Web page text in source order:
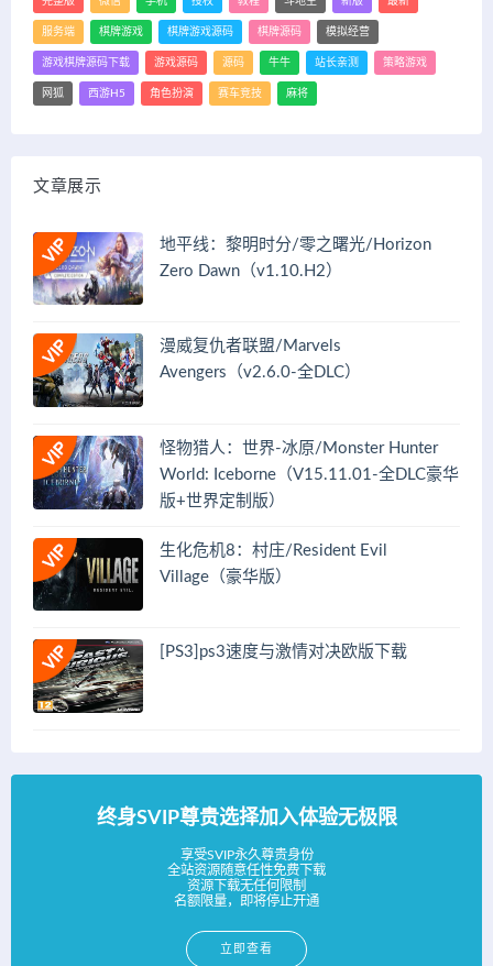
服务端 棋牌游戏 棋牌游戏源码 棋牌源码 模拟经营
游戏棋牌源码下载 游戏源码 源码 牛牛 站长亲测 策略游戏
网狐 西游H5 角色扮演 赛车竞技 麻将
文章展示
地平线：黎明时分/零之曙光/Horizon
Zero Dawn（v1.10.H2）
漫威复仇者联盟/Marvels
Avengers（v2.6.0-全DLC）
怪物猎人：世界-冰原/Monster Hunter
World: Iceborne（V15.11.01-全DLC豪华
版+世界定制版）
生化危机8：村庄/Resident Evil
Village（豪华版）
[PS3]ps3速度与激情对决欧版下载
终身SVIP尊贵选择加入体验无极限
享受SVIP永久尊贵身份
全站资源随意任性免费下载
资源下载无任何限制
名额限量，即将停止开通
立即查看